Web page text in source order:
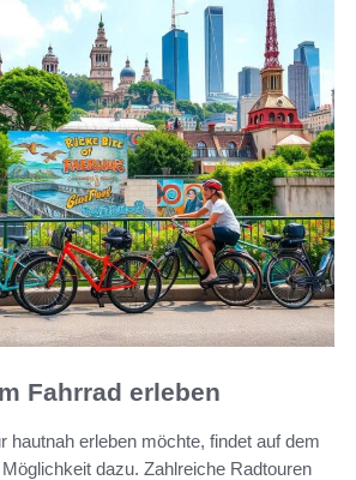
Fahrrad erleben
hautnah erleben möchte, findet auf dem
dazu. Zahlreiche Radtouren